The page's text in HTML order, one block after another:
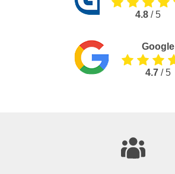
4.8 / 5
Google
4.7 / 5